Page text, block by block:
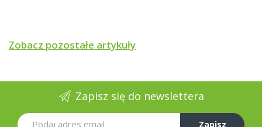
Zobacz pozostałe artykuły
Zapisz się do newslettera
Zapisz